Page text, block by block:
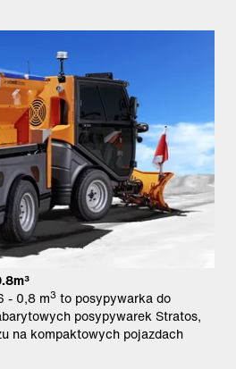
- 0,8 m3 to posypywarka do
posypywarek Stratos,
na kompaktowych pojazdach